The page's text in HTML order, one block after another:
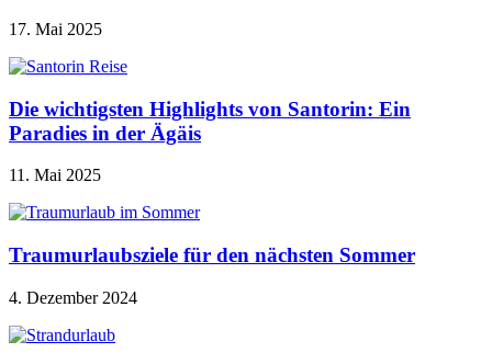
17. Mai 2025
Die wichtigsten Highlights von Santorin: Ein
Paradies in der Ägäis
11. Mai 2025
Traumurlaubsziele für den nächsten Sommer
4. Dezember 2024